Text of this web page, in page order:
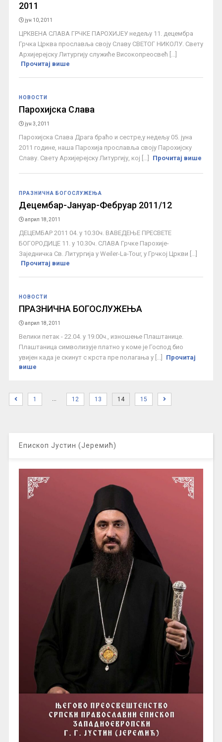
2011
јун 10, 2011
ЦРКВЕНА СЛАВА ГРЧКЕ ПАРОХИЈЕУ недељу 11. децембра
Грчка Црква прославља своју Славу СВЕТОГ НИКОЛУ. Свету
Архијерејску Литургију служиће Високопреосвећ [...]
Прочитај више
НОВОСТИ
Парохијскa Слава
јун 3, 2011
Парохијскa Слава Драга браћо и сестре,у недељу 05. јуна
2011 године, наша Парохија прославља своју Парохијску
Славу. Свету Архијерејску Литургију, кој [...]
Прочитај више
ПРАЗНИЧНА БОГОСЛУЖЕЊА
Децембар-Јануар-Фебруар 2011/12
април 18, 2011
ДЕЦЕМБАР 2011 04. у 10.30ч. ВАВЕДЕЊЕ ПРЕСВЕТЕ
БОГОРОДИЦЕ 11. у 10.30ч. СЛАВА Грчке Парохије-
Заједничка Св. Литургија у Weiler-La-Tour, у Грчкој Цркви [...]
Прочитај више
НОВОСТИ
ПРАЗНИЧНА БОГОСЛУЖЕЊА
април 18, 2011
Велики петак - 22.04. у 19.00ч., изношење Плаштанице.
Плаштаница символизује платно у коме је Господ био
увијен када је скинут с крста пре полагања у [...]
Прочитај
више
1 … 12 13 14 15
Епископ Јустин (Јеремић)